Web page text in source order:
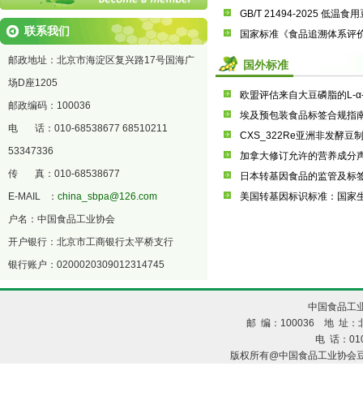
联系我们
邮政地址：北京市海淀区复兴路17号国海广
场D座1205
邮政编码：100036
电 话：010-68538677 68510211
53347336
传 真：010-68538677
E-MAIL ： china_sbpa@126.com
户名：中国食品工业协会
开户银行：北京市工商银行太平桥支行
银行账户：0200020309012314745
GB/T 21494-2025 低温食用
国家标准《食品追溯体系评
国外标准
欧盟评估来自大豆磷脂的L-
埃及预包装食品标签合规指
CXS_322Re亚洲非发酵豆
加拿大修订允许的营养成分
日本转基因食品的监管及标
美国转基因标识标准：国家
中国食品工
邮 编：100036 地 址：
电 话：
版权所有@中国食品工业协